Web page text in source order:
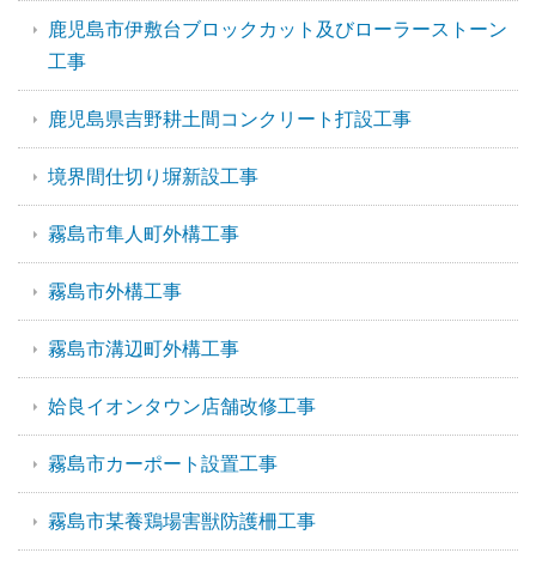
鹿児島市伊敷台ブロックカット及びローラーストーン
工事
鹿児島県吉野耕土間コンクリート打設工事
境界間仕切り塀新設工事
霧島市隼人町外構工事
霧島市外構工事
霧島市溝辺町外構工事
姶良イオンタウン店舗改修工事
霧島市カーポート設置工事
霧島市某養鶏場害獣防護柵工事